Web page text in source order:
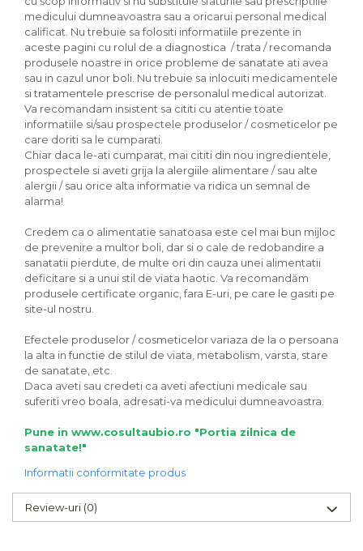
medicului dumneavoastra sau a oricarui personal medical
calificat. Nu trebuie sa folositi informatiile prezente in
aceste pagini cu rolul de a diagnostica / trata / recomanda
produsele noastre in orice probleme de sanatate ati avea
sau in cazul unor boli. Nu trebuie sa inlocuiti medicamentele
si tratamentele prescrise de personalul medical autorizat.
Va recomandam insistent sa cititi cu atentie toate
informatiile si/sau prospectele produselor / cosmeticelor pe
care doriti sa le cumparati.
Chiar daca le-ati cumparat, mai cititi din nou ingredientele,
prospectele si aveti grija la alergiile alimentare / sau alte
alergii / sau orice alta informatie va ridica un semnal de
alarma!
Credem ca o alimentatie sanatoasa este cel mai bun mijloc
de prevenire a multor boli, dar si o cale de redobandire a
sanatatii pierdute, de multe ori din cauza unei alimentatii
deficitare si a unui stil de viata haotic. Va recomandăm
produsele certificate organic, fara E-uri, pe care le gasiti pe
site-ul nostru.
Efectele produselor / cosmeticelor variaza de la o persoana
la alta in functie de stilul de viata, metabolism, varsta, stare
de sanatate, etc.
Daca aveti sau credeti ca aveti afectiuni medicale sau
suferiti vreo boala, adresati-va medicului dumneavoastra.
Pune in www.cosultaubio.ro "Portia zilnica de
sanatate!"
Informatii conformitate produs
Review-uri (0)